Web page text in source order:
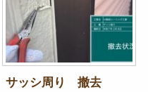
サッシ周り 撤去